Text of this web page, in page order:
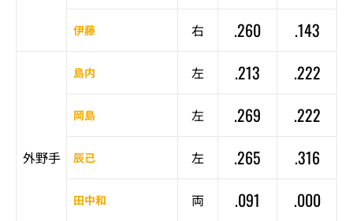
伊藤 右 .260 .143
外野手
島内 左 .213 .222
岡島 左 .269 .222
辰己 左 .265 .316
田中和 両 .091 .000